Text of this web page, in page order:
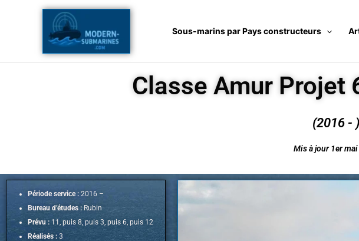
Sous-marins par Pays constructeurs
Classe Amur Projet
(2016 - )
Mis à jour 1er
Période service : 2016 –
Bureau d’études : Rubin
Prévu : 11, puis 8, puis 3, puis 6, puis 12
Réalisés : 3